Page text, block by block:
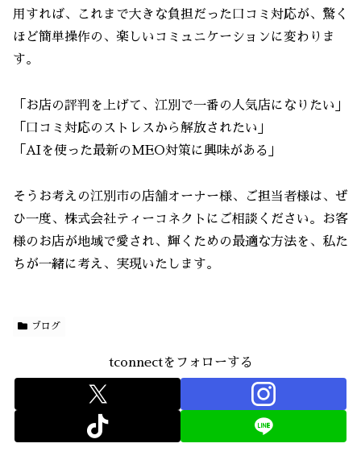
用すれば、これまで大きな負担だった口コミ対応が、驚く
ほど簡単操作の、楽しいコミュニケーションに変わりま
す。
「お店の評判を上げて、江別で一番の人気店になりたい」
「口コミ対応のストレスから解放されたい」
「AIを使った最新のMEO対策に興味がある」
そうお考えの江別市の店舗オーナー様、ご担当者様は、ぜ
ひ一度、株式会社ティーコネクトにご相談ください。お客
様のお店が地域で愛され、輝くための最適な方法を、私た
ちが一緒に考え、実現いたします。
ブログ
tconnectをフォローする